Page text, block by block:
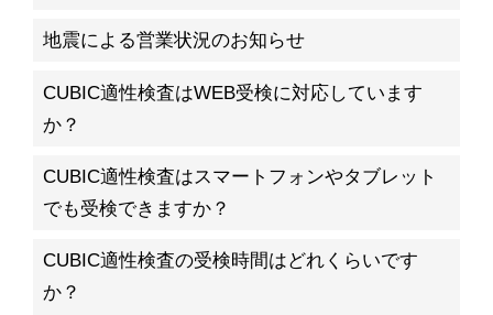
地震による営業状況のお知らせ
CUBIC適性検査はWEB受検に対応しています
か？
CUBIC適性検査はスマートフォンやタブレット
でも受検できますか？
CUBIC適性検査の受検時間はどれくらいです
か？